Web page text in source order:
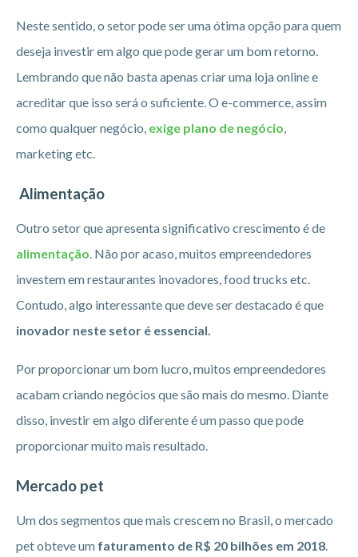
Neste sentido, o setor pode ser uma ótima opção para quem
deseja investir em algo que pode gerar um bom retorno.
Lembrando que não basta apenas criar uma loja online e
acreditar que isso será o suficiente. O e-commerce, assim
como qualquer negócio, exige plano de negócio,
marketing etc.
Alimentação
Outro setor que apresenta significativo crescimento é de
alimentação. Não por acaso, muitos empreendedores
investem em restaurantes inovadores, food trucks etc.
Contudo, algo interessante que deve ser destacado é que
inovador neste setor é essencial.
Por proporcionar um bom lucro, muitos empreendedores
acabam criando negócios que são mais do mesmo. Diante
disso, investir em algo diferente é um passo que pode
proporcionar muito mais resultado.
Mercado pet
Um dos segmentos que mais crescem no Brasil, o mercado
pet obteve um faturamento de R$ 20 bilhões em 2018.